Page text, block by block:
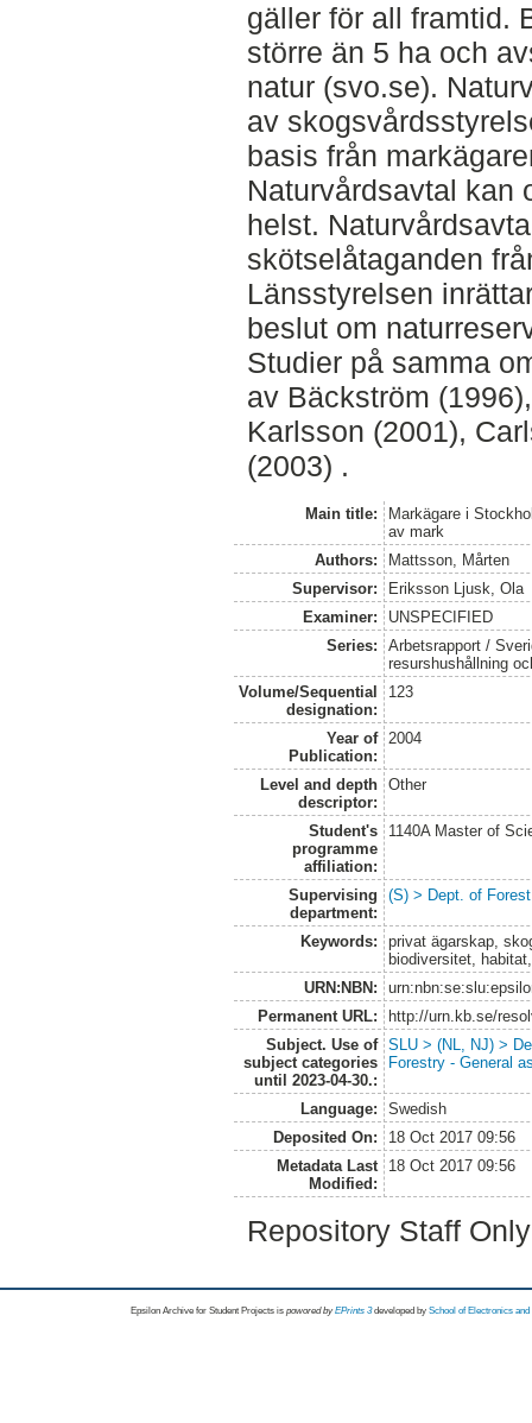
gäller för all framtid.
större än 5 ha och
natur (svo.se).
av
basis från
Naturvårdsavtal kan
helst.
skötselåtaganden
Länsstyrelsen
beslut om
Studier på samma
av Bäckström
Karlsson (2001),
(2003) .
Main title:
Markägare i
av mark
Authors:
Mattsson, Mårten
Supervisor:
Eriksson Ljusk, Ola
Examiner:
UNSPECIFIED
Series:
Arbetsrapport /
resurshushållning
Volume/Sequential
designation:
123
Year of
Publication:
2004
Level and depth
descriptor:
Other
Student's
programme
affiliation:
1140A Master of
Supervising
department:
(S) > Dept. of
Keywords:
privat ägarskap,
biodiversitet,
URN:NBN:
Permanent URL:
http://urn.kb.se/
Subject. Use of
subject categories
until 2023-04-30.:
SLU > (NL, NJ) >
Forestry - General
Language:
Swedish
Deposited On:
18 Oct 2017 09:56
Metadata Last
Modified:
18 Oct 2017 09:56
Repository Staff
Epsilon Archive for Student Projects is powored byEPrints 3 developed by School of Electronics